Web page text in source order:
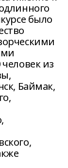
было
из
Баймак,